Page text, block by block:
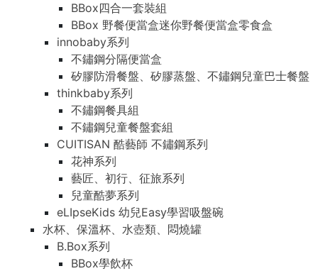
BBox四合一套裝組
BBox 野餐便當盒迷你野餐便當盒零食盒
innobaby系列
不鏽鋼分隔便當盒
矽膠防滑餐盤、矽膠蒸盤、不鏽鋼兒童巴士餐盤
thinkbaby系列
不鏽鋼餐具組
不鏽鋼兒童餐盤套組
CUITISAN 酷藝師 不鏽鋼系列
花神系列
藝匠、初行、征旅系列
兒童酷夢系列
eLIpseKids 幼兒Easy學習吸盤碗
水杯、保溫杯、水壺類、悶燒罐
B.Box系列
BBox學飲杯